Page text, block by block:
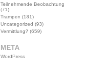
Teilnehmende Beobachtung
(71)
Trampen (181)
Uncategorized (93)
Vermittlung? (659)
META
WordPress